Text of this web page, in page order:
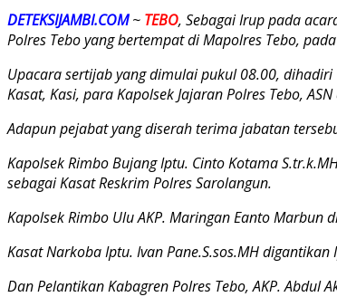
DETEKSIJAMBI.COM~ TEBO, Sebagai Irup pada
Polres Tebo yang bertempat di Mapolres Tebo,
Upacara sertijab yang dimulai pukul 08.00, dihadiri
Kasat, Kasi, para Kapolsek Jajaran Polres Tebo,
Adapun pejabat yang diserah terima jabatan
Kapolsek Rimbo Bujang Iptu. Cinto Kotama
sebagai Kasat Reskrim Polres Sarolangun.
Kapolsek Rimbo Ulu AKP. Maringan Eanto Marbun
Kasat Narkoba Iptu. Ivan Pane.S.sos.MH
Dan Pelantikan Kabagren Polres Tebo, AKP. Abdul